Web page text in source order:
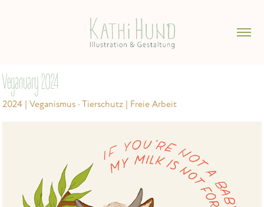
Veganuary 2024
2024 | Veganismus · Tierschutz | Freie Arbeit